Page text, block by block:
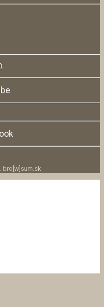
bro[w]sum.sk